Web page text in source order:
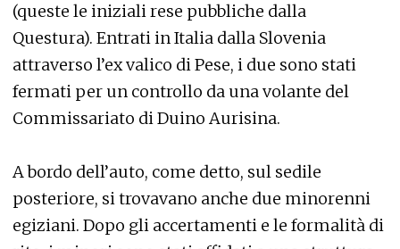
(queste le iniziali rese pubbliche dalla
Questura). Entrati in Italia dalla Slovenia
attraverso l’ex valico di Pese, i due sono stati
fermati per un controllo da una volante del
Commissariato di Duino Aurisina.
A bordo dell’auto, come detto, sul sedile
posteriore, si trovavano anche due minorenni
egiziani. Dopo gli accertamenti e le formalità di